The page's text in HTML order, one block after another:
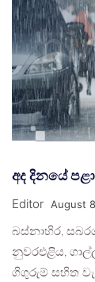
අද දිනයේ
Editor August
බස්නාහිර,
නුවරඑළිය,
ගිගුරුම් සහිත